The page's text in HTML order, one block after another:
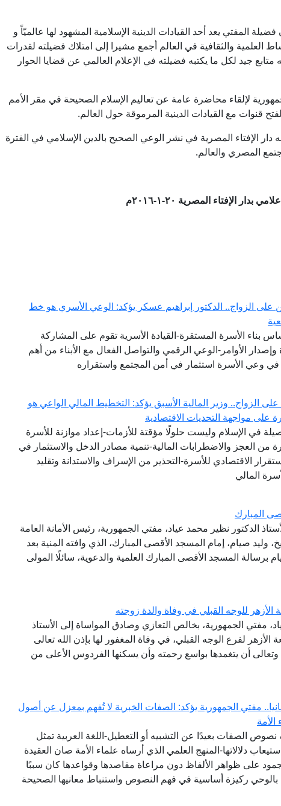
المفتي يعد أحد القيادات الدينية الإسلامية المشهود لها عالميّاً و
العلمية والثقافية في العالم أجمع مشيرا إلى امتلاك فضيلته لقدرات
متابع جيد لكل ما يكتبه فضيلته في الإعلام العالمي عن قضايا الحوار
لإلقاء محاضرة عامة عن تعاليم الإسلام الصحيحة في مقر الأمم
قنوات مع القيادات الدينية المرموقة حول العالم.
دار الإفتاء المصرية في نشر الوعي الصحيح بالدين الإسلامي في الفترة
المصري والعالم.
بدار الإفتاء المصرية ٢٠-١-٢٠١٦م
الزواج.. الدكتور إبراهيم عسكر يؤكد: الوعي الأسري هو خط
بناء الأسرة المستقرة-القيادة الأسرية تقوم على المشاركة
الأوامر-الوعي الرقمي والتواصل الفعال مع الأبناء من أهم
في وعي الأسرة استثمار في أمن المجتمع واستقراره
الزواج.. وزير المالية الأسبق يؤكد: التخطيط المالي الواعي هو
على مواجهة التحديات الاقتصادية
في الإسلام وليست حلولًا مؤقتة للأزمات-إعداد موازنة للأسرة
من العجز والاضطرابات المالية-تنمية مصادر الدخل والاستثمار في
الاقتصادي للأسرة-التحذير من الإسراف والاستدانة وتقليد
المالي
المبارك
الدكتور نظير محمد عياد، مفتي الجمهورية، رئيس الأمانة العامة
وليد صيام، إمام المسجد الأقصى المبارك، الذي وافته المنية بعد
برسالة المسجد الأقصى المبارك العلمية والدعوية، سائلًا المولى
للوجه القبلي في وفاة والدة زوجته
مفتي الجمهورية، بخالص التعازي وصادق المواساة إلى الأستاذ
لفرع الوجه القبلي، في وفاة المغفور لها بإذن الله تعالى
وتعالى أن يتغمدها بواسع رحمته وأن يسكنها الفردوس الأعلى من
مفتي الجمهورية يؤكد: الصفات الخبرية لا تُفهم بمعزل عن أصول
الصفات بعيدًا عن التشبيه أو التعطيل-اللغة العربية تمثل
دلالاتها-المنهج العلمي الذي أرساه علماء الأمة صان العقيدة
على ظواهر الألفاظ دون مراعاة مقاصدها وقواعدها كان سببًا
ركيزة أساسية في فهم النصوص واستنباط معانيها الصحيحة